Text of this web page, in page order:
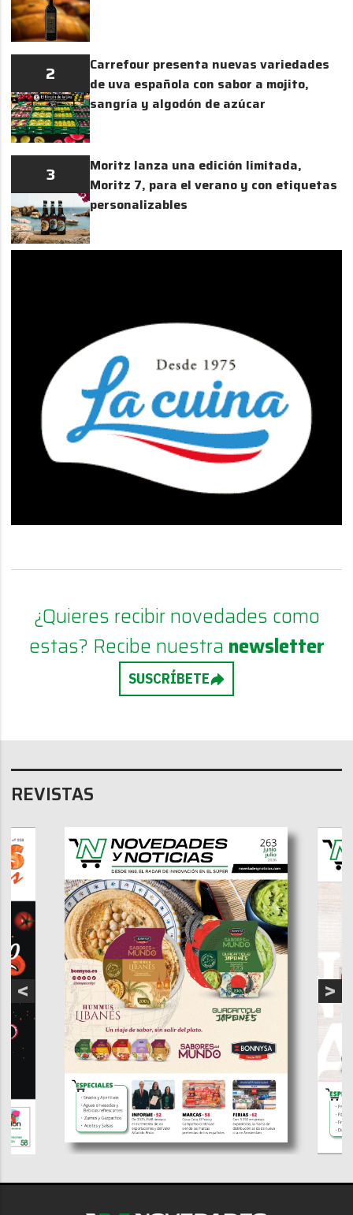
2
Carrefour presenta nuevas variedades
de uva española con sabor a mojito,
sangría y algodón de azúcar
3
Moritz lanza una edición limitada,
Moritz 7, para el verano y con etiquetas
personalizables
¿Quieres recibir novedades como
estas? Recibe nuestra newsletter
SUSCRÍBETE
REVISTAS